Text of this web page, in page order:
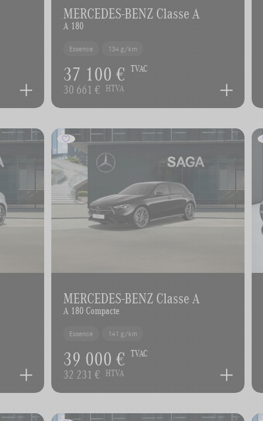
MERCEDES-BENZ Classe A
A 180
Essence 134 g/km
37 100 € TVAC
30 661 € HTVA
MERCEDES-BENZ Classe A
A 180 Compacte
Essence 141 g/km
39 000 € TVAC
32 231 € HTVA